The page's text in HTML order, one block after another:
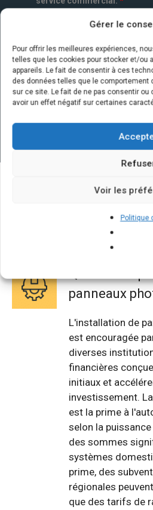
Gérer le
Pour offrir les meilleures expériences,
telles que les cookies pour stocker et/ou
appareils. Le fait de consentir à ces
des données telles que le comportement
sur ce site. Le fait de ne pas consentir
avoir un effet négatif sur certaines
Voir les
Politique
Quelques infos
solaires :
panneaux
L'installation de
est encouragée
diverses
financières
initiaux et
investissement.
est la prime à
selon la
des sommes
systèmes
prime, des
régionales
que des tarifs de